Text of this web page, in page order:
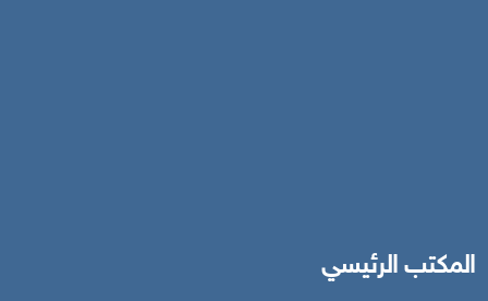
المكتب الرئيسي